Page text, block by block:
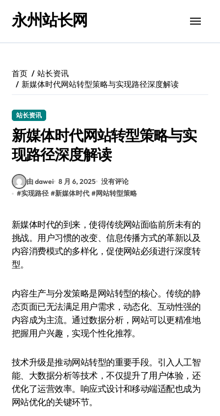
永州站长网
首页
站长资讯
新媒体时代网站转型策略与实现路径深度解读
站长资讯
新媒体时代网站转型策略与实
现路径深度解读
由 dawei 8 月 6, 2025 没有评论
#实现路径 #新媒体时代 #网站转型策略
新媒体时代的到来，使得传统网站面临前所未有的
挑战。用户习惯的改变、信息传播方式的革新以及
内容消费模式的多样化，促使网站必须进行深度转
型。
内容生产与分发策略是网站转型的核心。传统的静
态页面已无法满足用户需求，动态化、互动性强的
内容成为主流。通过数据分析，网站可以更精准地
把握用户兴趣，实现个性化推荐。
技术升级是推动网站转型的重要手段。引入人工智
能、大数据分析等技术，不仅提升了用户体验，还
优化了运营效率。响应式设计和移动端适配也成为
网站优化的关键环节。